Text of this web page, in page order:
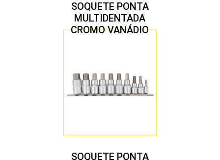
SOQUETE PONTA
MULTIDENTADA
CROMO VANÁDIO
SOQUETE PONTA